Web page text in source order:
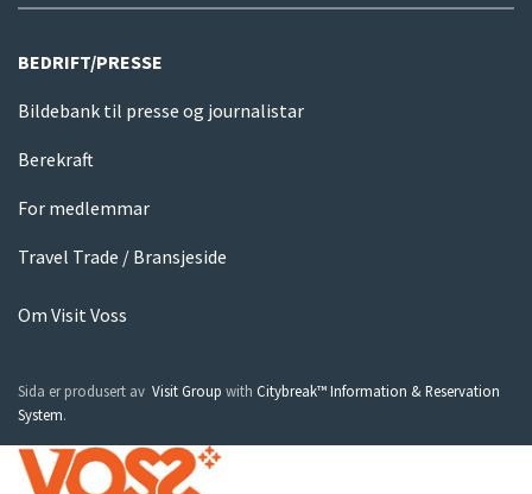
BEDRIFT/PRESSE
Bildebank til presse og journalistar
Berekraft
For medlemmar
Travel Trade / Bransjeside
Om Visit Voss
Sida er produsert av Visit Group with Citybreak™ Information & Reservation
System.